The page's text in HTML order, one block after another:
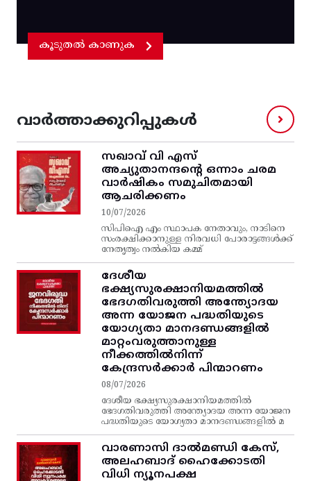
കൂടുതൽ കാണുക
വാർത്താക്കുറിപ്പുകൾ
സഖാവ് വി എസ്‌
അച്യുതാനന്ദന്റെ ഒന്നാം ചരമ
വാര്‍ഷികം സമുചിതമായി
ആചരിക്കണം
10/07/2026
സിപിഐ എം സ്ഥാപക നേതാവും, നാടിനെ
സംരക്ഷിക്കാനുള്ള നിരവധി പോരാട്ടങ്ങള്‍ക്ക്‌
നേതൃത്വം നല്‍കിയ കമ്മ്
ദേശീയ
ഭക്ഷ്യസുരക്ഷാനിയമത്തിൽ
ഭേദഗതിവരുത്തി അന്ത്യോദയ
അന്ന യോജന പദ്ധതിയുടെ
യോഗ്യതാ മാനദണ്ഡങ്ങളിൽ
മാറ്റംവരുത്താനുള്ള
നീക്കത്തിൽനിന്ന്‌
കേന്ദ്രസർക്കാർ പിന്മാറണം
08/07/2026
ദേശീയ ഭക്ഷ്യസുരക്ഷാനിയമത്തിൽ
ഭേദഗതിവരുത്തി അന്ത്യോദയ അന്ന യോജന
പദ്ധതിയുടെ യോഗ്യതാ മാനദണ്ഡങ്ങളിൽ മ
വാരണാസി ദാൽമണ്ഡി കേസ്,
അലഹബാദ് ഹൈക്കോടതി
വിധി ന്യൂനപക്ഷ